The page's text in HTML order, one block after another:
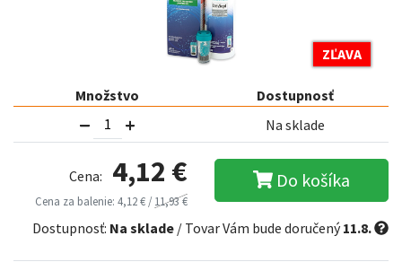
ZĽAVA
Množstvo
Dostupnosť
Na sklade
Cena: 4,12 €
Cena za balenie: 4,12 € /11,93 €
Do košíka
Dostupnosť: Na sklade / Tovar Vám bude doručený11.8.